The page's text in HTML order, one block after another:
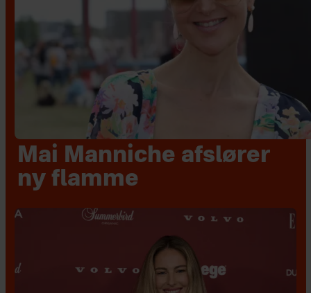
Mai Manniche afslører
ny flamme